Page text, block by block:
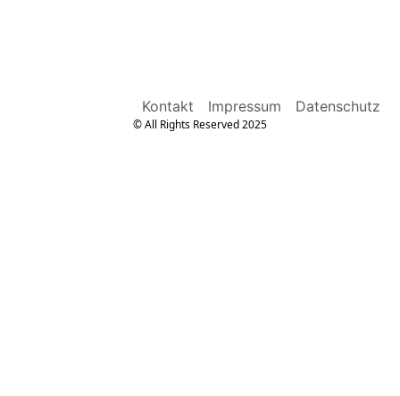
Kontakt Impressum Datenschutz
© All Rights Reserved 2025